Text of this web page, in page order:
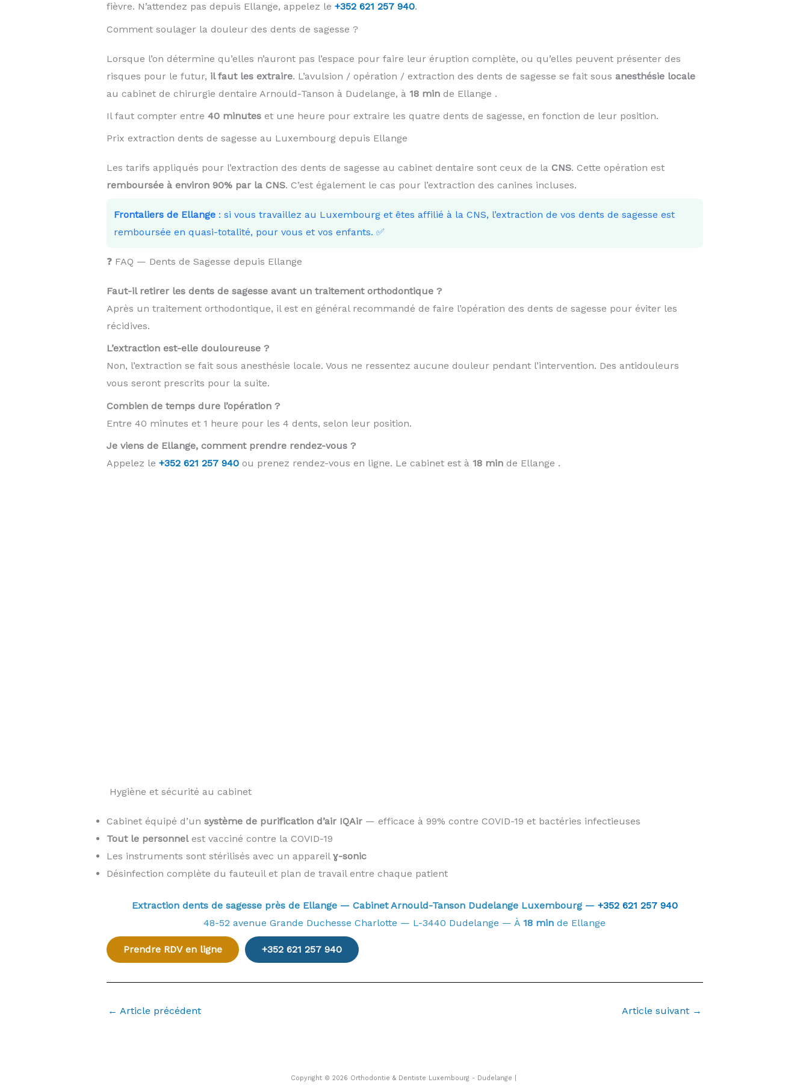
fièvre. N’attendez pas depuis Ellange, appelez le +352 621 257 940.
Comment soulager la douleur des dents de sagesse ?
Lorsque l’on détermine qu’elles n’auront pas l’espace pour faire leur éruption complète, ou qu’elles peuvent présenter des
risques pour le futur, il faut les extraire. L’avulsion / opération / extraction des dents de sagesse se fait sous anesthésie locale
au cabinet de chirurgie dentaire Arnould-Tanson à Dudelange, à 18 minde Ellange .
Il faut compter entre 40 minuteset une heure pour extraire les quatre dents de sagesse, en fonction de leur position.
Prix extraction dents de sagesse au Luxembourg depuis Ellange
Les tarifs appliqués pour l’extraction des dents de sagesse au cabinet dentaire sont ceux de la CNS. Cette opération est
remboursée à environ 90% par la CNS. C’est également le cas pour l’extraction des canines incluses.
Frontaliers de Ellange: si vous travaillez au Luxembourg et êtes affilié à la CNS, l’extraction de vos dents de sagesse est
remboursée en quasi-totalité, pour vous et vos enfants. ✅
❓ FAQ — Dents de Sagesse depuis Ellange
Faut-il retirer les dents de sagesse avant un traitement orthodontique ?
Après un traitement orthodontique, il est en général recommandé de faire l’opération des dents de sagesse pour éviter les
récidives.
L’extraction est-elle douloureuse ?
Non, l’extraction se fait sous anesthésie locale. Vous ne ressentez aucune douleur pendant l’intervention. Des antidouleurs
vous seront prescrits pour la suite.
Combien de temps dure l’opération ?
Entre 40 minutes et 1 heure pour les 4 dents, selon leur position.
Je viens de Ellange, comment prendre rendez-vous ?
Appelez le +352 621 257 940ou prenez rendez-vous en ligne. Le cabinet est à 18 minde Ellange .
️ Hygiène et sécurité au cabinet
Cabinet équipé d’un système de purification d’air IQAir— efficace à 99% contre COVID-19 et bactéries infectieuses
Tout le personnelest vacciné contre la COVID-19
Les instruments sont stérilisés avec un appareil ɣ-sonic
Désinfection complète du fauteuil et plan de travail entre chaque patient
Extraction dents de sagesse près de Ellange — Cabinet Arnould-Tanson Dudelange Luxembourg — +352 621 257 940
48-52 avenue Grande Duchesse Charlotte — L-3440 Dudelange — À 18 min de Ellange
Prendre RDV en ligne +352 621 257 940
← Article précédent Article suivant →
Copyright © 2026 Orthodontie & Dentiste Luxembourg - Dudelange |